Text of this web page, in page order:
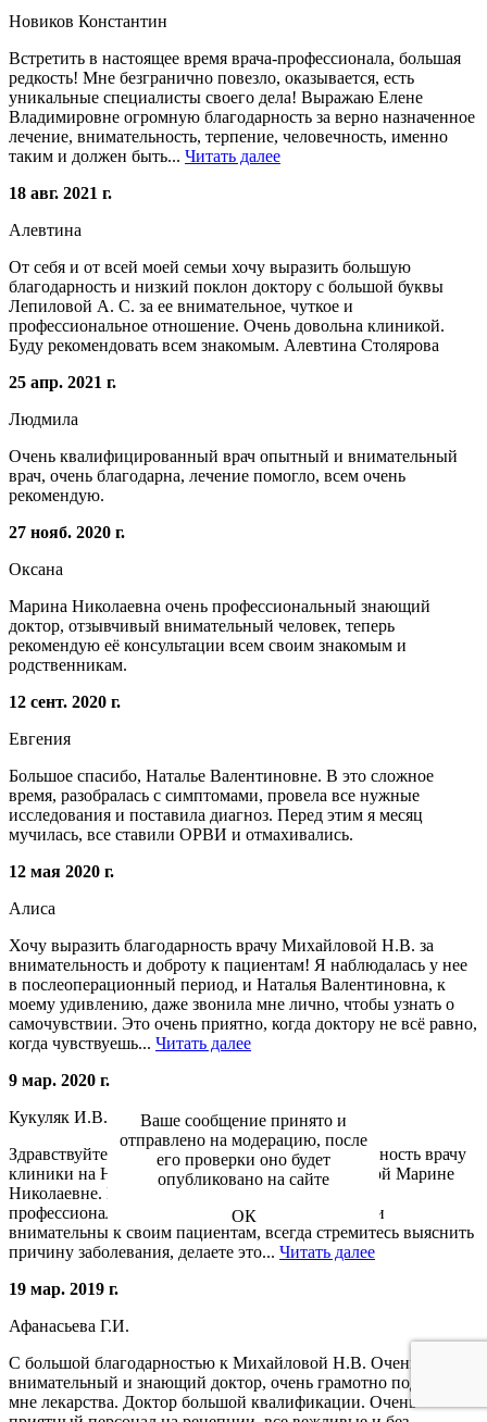
Новиков Константин
Встретить в настоящее время врача-профессионала, большая
редкость! Мне безгранично повезло, оказывается, есть
уникальные специалисты своего дела! Выражаю Елене
Владимировне огромную благодарность за верно назначенное
лечение, внимательность, терпение, человечность, именно
таким и должен быть... Читать далее
18 авг. 2021 г.
Алевтина
От себя и от всей моей семьи хочу выразить большую
благодарность и низкий поклон доктору с большой буквы
Лепиловой А. С. за ее внимательное, чуткое и
профессиональное отношение. Очень довольна клиникой.
Буду рекомендовать всем знакомым. Алевтина Столярова
25 апр. 2021 г.
Людмила
Очень квалифицированный врач опытный и внимательный
врач, очень благодарна, лечение помогло, всем очень
рекомендую.
27 нояб. 2020 г.
Оксана
Марина Николаевна очень профессиональный знающий
доктор, отзывчивый внимательный человек, теперь
рекомендую её консультации всем своим знакомым и
родственникам.
12 сент. 2020 г.
Евгения
Большое спасибо, Наталье Валентиновне. В это сложное
время, разобралась с симптомами, провела все нужные
исследования и поставила диагноз. Перед этим я месяц
мучилась, все ставили ОРВИ и отмахивались.
12 мая 2020 г.
Алиса
Хочу выразить благодарность врачу Михайловой Н.В. за
внимательность и доброту к пациентам! Я наблюдалась у нее
в послеоперационный период, и Наталья Валентиновна, к
моему удивлению, даже звонила мне лично, чтобы узнать о
самочувствии. Это очень приятно, когда доктору не всё равно,
когда чувствуешь... Читать далее
9 мар. 2020 г.
Кукуляк И.В.
Здравствуйте! Хочу выразить огромную благодарность врачу
клиники на Никулинской, кардиологу Рухмановой Марине
Николаевне. Марина Николаевна, Вы настоящий
профессионал своего дела, очень отвестственны и
внимательны к своим пациентам, всегда стремитесь выяснить
причину заболевания, делаете это... Читать далее
19 мар. 2019 г.
Афанасьева Г.И.
С большой благодарностью к Михайловой Н.В. Очень
внимательный и знающий доктор, очень грамотно подобрала
мне лекарства. Доктор большой квалификации. Очень
Ваше сообщение принято и
отправлено на модерацию, после
его проверки оно будет
опубликовано на сайте
ОК